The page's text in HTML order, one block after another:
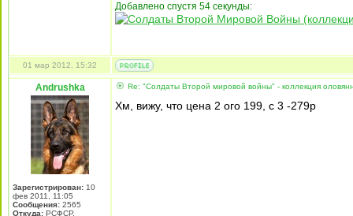
Добавлено спустя 54 секунды:
01 мар 2012, 15:32
Andrushka
Зарегистрирован: 10
фев 2011, 11:05
Сообщения: 2565
Откуда: РСФСР,
Re: "Солдаты Второй мировой войны" - коллекция
Хм, вижу, что цена 2 ого 199, с 3 -279р